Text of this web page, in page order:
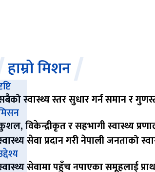
हाम्रो मिशन
स्वास्थ्य स्तर सुधार गर्न समान र
विकेन्द्रीकृत र सहभागी स्वास्थ्य
सेवा प्रदान गरी नेपाली जनताको
सेवामा पहुँच नपाएका समूहलाई